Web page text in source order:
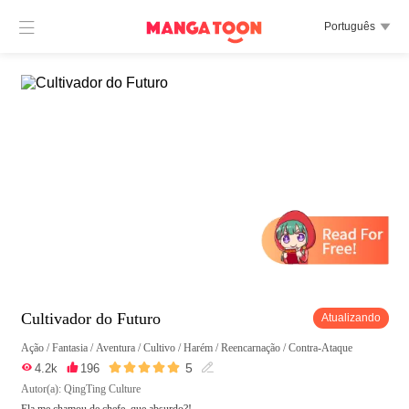
 Português 
Cultivador do Futuro Atualizando
Ação /Fantasia / Aventura /Cultivo /Harém /Reencarnação /Contra-Ataque
 4.2k  196  5 
Autor(a): QingTing Culture